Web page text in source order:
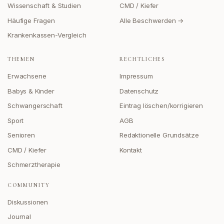
Wissenschaft & Studien
Häufige Fragen
Krankenkassen-Vergleich
CMD / Kiefer
Alle Beschwerden →
THEMEN
Erwachsene
Babys & Kinder
Schwangerschaft
Sport
Senioren
CMD / Kiefer
Schmerztherapie
COMMUNITY
Diskussionen
Journal
RECHTLICHES
Impressum
Datenschutz
Eintrag löschen/korrigieren
AGB
Redaktionelle Grundsätze
Kontakt